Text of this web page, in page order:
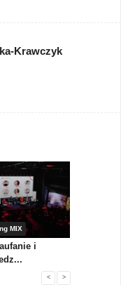
Krawczyk
MIX
i
< >